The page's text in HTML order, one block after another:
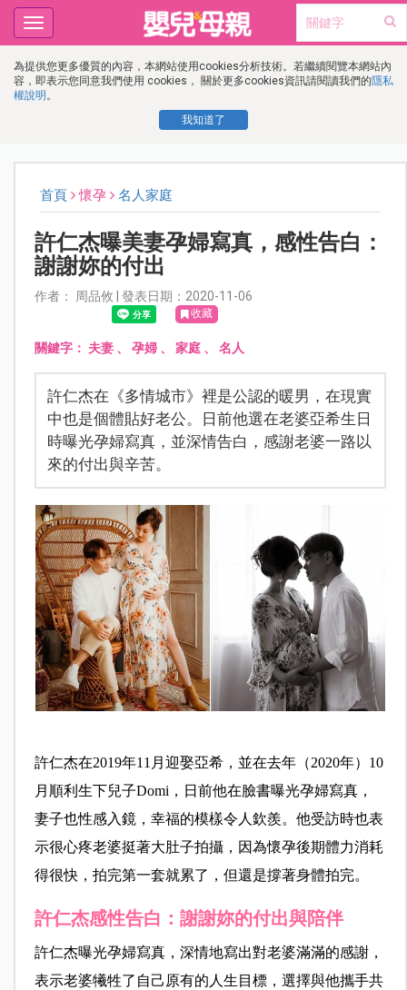
為提供您更多優質的內容，本網站使用cookies分析技術。若繼續閱覽本網站內
容，即表示您同意我們使用 cookies， 關於更多cookies資訊請閱讀我們的隱私
權說明 。
我知道了
Toggle
navigation
首頁 懷孕 名人家庭
許仁杰曝美妻孕婦寫真，感性告白：
謝謝妳的付出
作者： 周品攸 | 發表日期：2020-11-06
收藏
關鍵字： 夫妻、 孕婦、 家庭、 名人
許仁杰在《多情城市》裡是公認的暖男，在現實
中也是個體貼好老公。日前他選在老婆亞希生日
時曝光孕婦寫真，並深情告白，感謝老婆一路以
來的付出與辛苦。
許仁杰在2019年11月迎娶亞希，並在去年（2020年）10
月順利生下兒子Domi，日前他在臉書曝光孕婦寫真，
妻子也性感入鏡，幸福的模樣令人欽羨。他受訪時也表
示很心疼老婆挺著大肚子拍攝，因為懷孕後期體力消耗
得很快，拍完第一套就累了，但還是撐著身體拍完。
許仁杰感性告白：謝謝妳的付出與陪伴
許仁杰曝光孕婦寫真，深情地寫出對老婆滿滿的感謝，
表示老婆犧牲了自己原有的人生目標，選擇與他攜手共